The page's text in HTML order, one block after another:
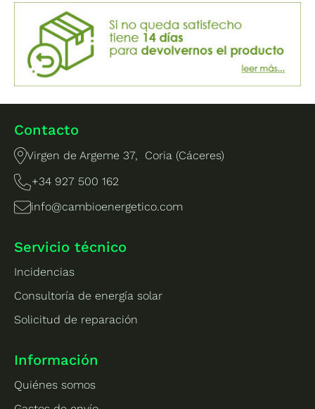
Contacto
Virgen de Argeme 37, Coria (Cáceres)
+34 927 500 162
info@cambioenergetico.com
Servicio técnico
Incidencias
Consultoría de energía solar
Solicitud de reparación
Información
Quiénes somos